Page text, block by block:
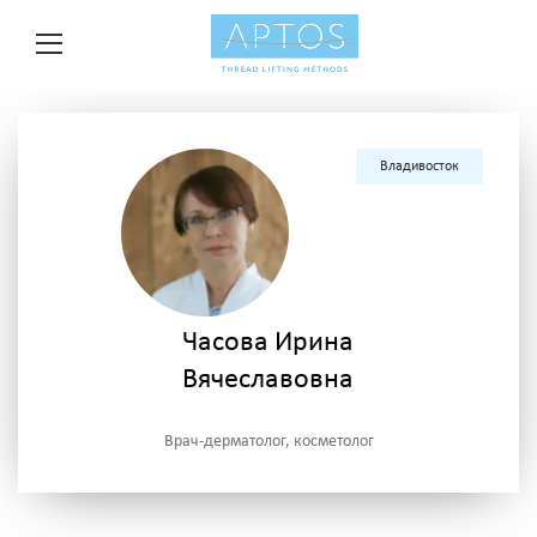
Владивосток
Часова Ирина
Вячеславовна
Врач-дерматолог, косметолог